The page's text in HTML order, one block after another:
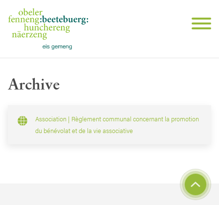
Archive
Association | Règlement communal concernant la promotion
du bénévolat et de la vie associative